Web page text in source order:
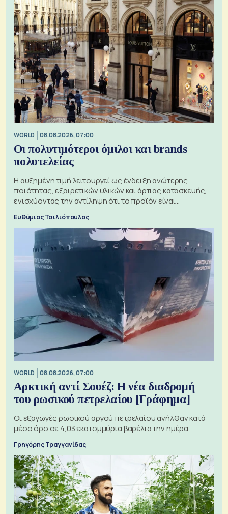
WORLD 08.08.2026, 07:00
Οι πολυτιμότεροι όμιλοι και brands
πολυτελείας
Η αυξημένη τιμή λειτουργεί ως ένδειξη ανώτερης
ποιότητας, εξαιρετικών υλικών και άρτιας κατασκευής,
ενισχύοντας την αντίληψη ότι το προϊόν είναι
Ευθύμιος Τσιλιόπουλος
WORLD 08.08.2026, 07:00
Αρκτική αντί Σουέζ: Η νέα διαδρομή
του ρωσικού πετρελαίου [Γράφημα]
Οι εξαγωγές ρωσικού αργού πετρελαίου ανήλθαν κατά
μέσο όρο σε 4,03 εκατομμύρια βαρέλια την ημέρα
Γρηγόρης Τραγγανίδας